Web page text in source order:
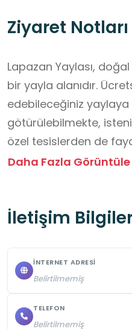
Ziyaret Notları
Lapazan Yaylası,
bir yayla alanıdır.
edebileceğiniz
götürülebilmekte,
özel tesislerden de
Gezi esnasında,
eğimli bölgelerde
esastır. Kaygan
ve kıyafet tercih
Daha Fazla Görüntüle
İletişim
İNTERNET ADRESI
Belirtilmemiş
TELEFON
Belirtilmemiş